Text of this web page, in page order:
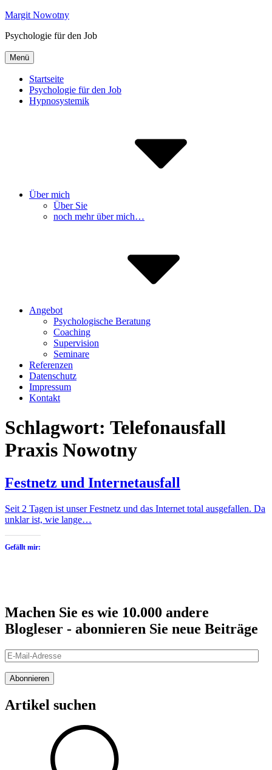
Inhalte
Margit Nowotny
Psychologie für den Job
Menü
Startseite
Psychologie für den Job
Hypnosystemik
Über mich
Über Sie
noch mehr über mich…
Angebot
Psychologische Beratung
Coaching
Supervision
Seminare
Referenzen
Datenschutz
Impressum
Kontakt
Schlagwort: Telefonausfall
Praxis Nowotny
Festnetz und Internetausfall
Seit 2 Tagen ist unser Festnetz und das Internet total ausgefallen. Da
unklar ist, wie lange…
Gefällt mir:
Machen Sie es wie 10.000 andere
Blogleser - abonnieren Sie neue Beiträge
E-
Mail-
Adresse
Abonnieren
Artikel suchen